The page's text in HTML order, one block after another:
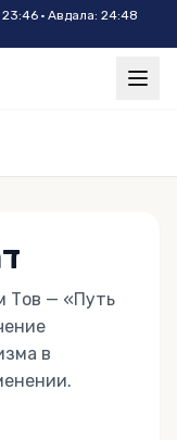
23:46 · Авдала: 24:48
Тов — «Путь
в